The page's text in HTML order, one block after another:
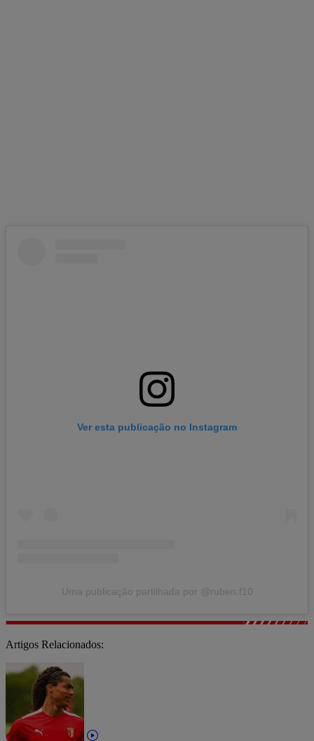
Ver esta publicação no Instagram
Uma publicação partilhada por @ruben.f10
Artigos Relacionados: